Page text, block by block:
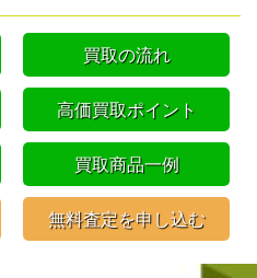
買取の流れ
高価買取ポイント
買取商品一例
無料査定を申し込む